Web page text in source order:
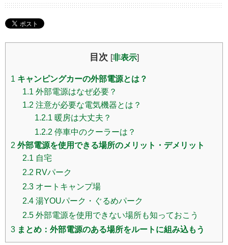
目次 [非表示]
1 キャンピングカーの外部電源とは？
1.1 外部電源はなぜ必要？
1.2 注意が必要な電気機器とは？
1.2.1 暖房は大丈夫？
1.2.2 停車中のクーラーは？
2 外部電源を使用できる場所のメリット・デメリット
2.1 自宅
2.2 RVパーク
2.3 オートキャンプ場
2.4 湯YOUパーク・ぐるめパーク
2.5 外部電源を使用できない場所も知っておこう
3 まとめ：外部電源のある場所をルートに組み込もう